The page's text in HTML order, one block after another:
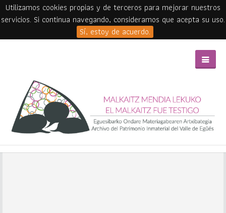
Utilizamos cookies propias y de terceros para mejorar nuestros
servicios. Si continua navegando, consideramos que acepta su uso.
Sí, estoy de acuerdo.